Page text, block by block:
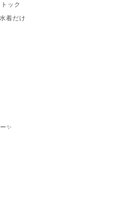
ック
着だけ
✨